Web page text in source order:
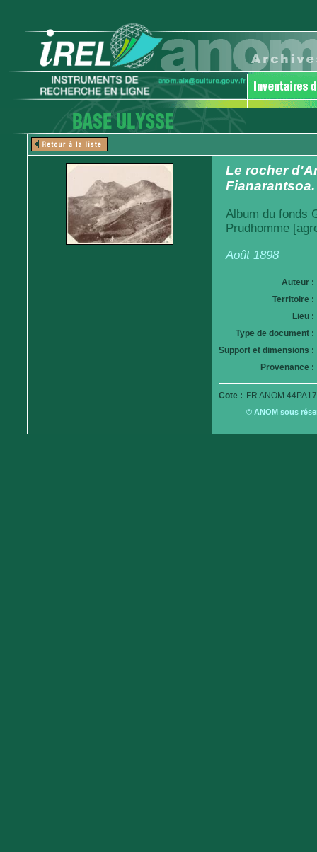
Le rocher
Album du fonds
Prudhomme
Août 1898
Auteur :
Territoire :
Lieu :
Type de document :
Support et dimensions :
Provenance :
Cote : FR ANOM
© ANOM sous